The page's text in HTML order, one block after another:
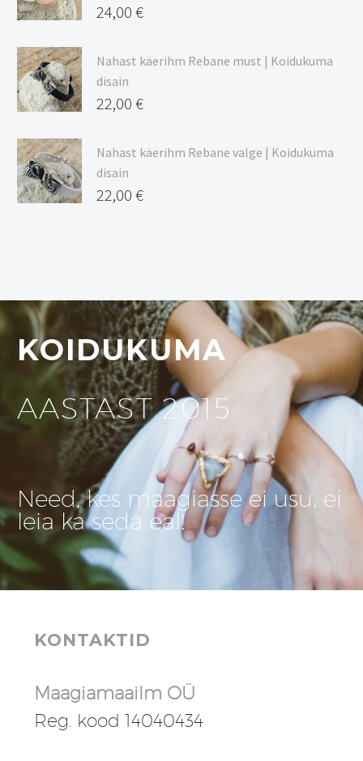
24,00 €
Nahast käerihm Rebane must | Koidukuma
disain
22,00 €
Nahast käerihm Rebane valge | Koidukuma
disain
22,00 €
KOIDUKUMA
AASTAST 2015
Need, kes maagiasse ei usu, ei
leia ka seda eal!
KONTAKTID
Maagiamaailm OÜ
Reg. kood 14040434